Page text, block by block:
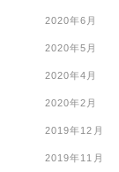
2020年6月
2020年5月
2020年4月
2020年2月
2019年12月
2019年11月